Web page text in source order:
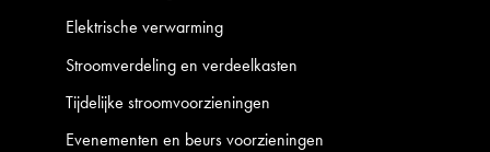
Elektrische verwarming
Stroomverdeling en verdeelkasten
Tijdelijke stroomvoorzieningen
Evenementen en beurs voorzieningen